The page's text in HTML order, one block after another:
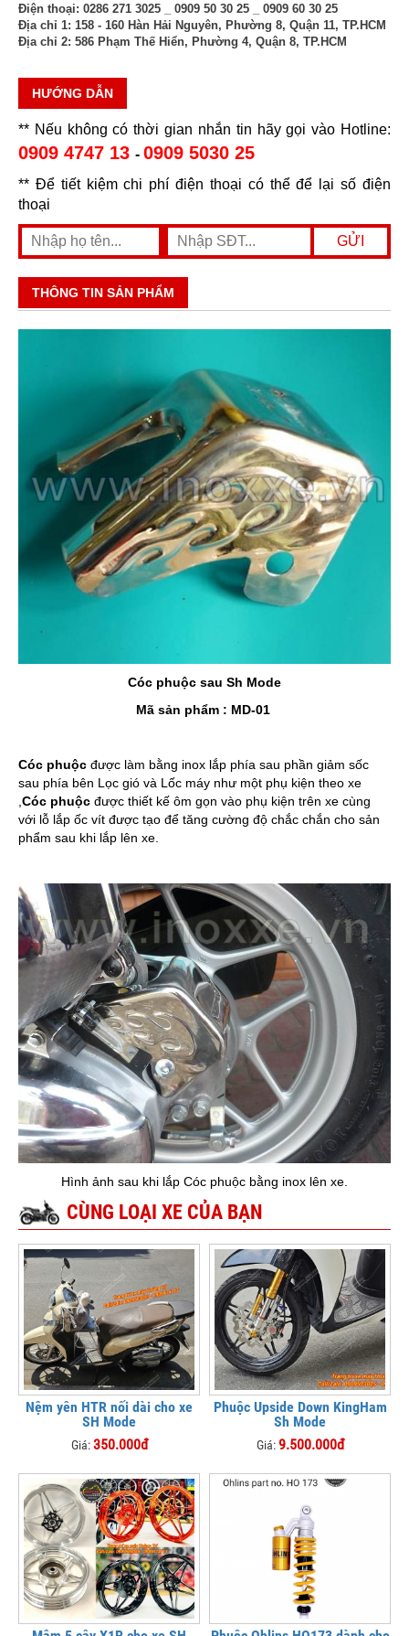
Điện thoại: 0286 271 3025 _ 0909 50 30 25 _ 0909 60 30 25
Địa chỉ 1: 158 - 160 Hàn Hải Nguyên, Phường 8, Quận 11, TP.HCM
Địa chỉ 2: 586 Phạm Thế Hiển, Phường 4, Quận 8, TP.HCM
HƯỚNG DẪN
** Nếu không có thời gian nhắn tin hãy gọi vào Hotline:
0909 4747 13 - 0909 5030 25
** Để tiết kiệm chi phí điện thoại có thể để lại số điện
thoại
THÔNG TIN SẢN PHẨM
Cóc phuộc sau Sh Mode
Mã sản phẩm : MD-01
Cóc phuộc được làm bằng inox lắp phía sau phần giảm sốc
sau phía bên Lọc gió và Lốc máy như một phụ kiện theo xe
Cóc phuộc được thiết kế ôm gọn vào phụ kiện trên xe cùng
với lỗ lắp ốc vít được tạo để tăng cường độ chắc chắn cho sản
phẩm sau khi lắp lên xe.
Hình ảnh sau khi lắp Cóc phuộc bằng inox lên xe.
CÙNG LOẠI XE CỦA BẠN
Nệm yên HTR nối dài cho xe
SH Mode
Giá:350.000đ
Phuộc Upside Down KingHam
Sh Mode
Giá:9.500.000đ